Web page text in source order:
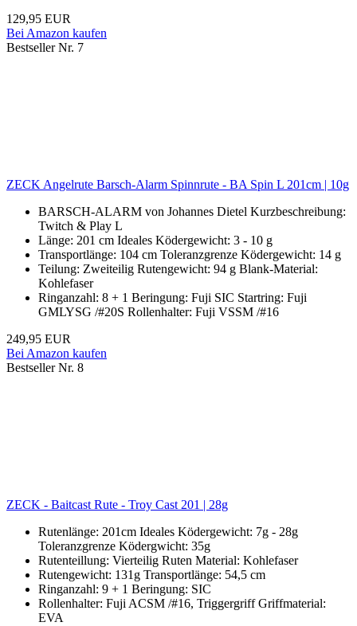
129,95 EUR
Bei Amazon kaufen
Bestseller Nr. 7
ZECK Angelrute Barsch-Alarm Spinnrute - BA Spin L 201cm | 10g
BARSCH-ALARM von Johannes Dietel Kurzbeschreibung:
Twitch & Play L
Länge: 201 cm Ideales Ködergewicht: 3 - 10 g
Transportlänge: 104 cm Toleranzgrenze Ködergewicht: 14 g
Teilung: Zweiteilig Rutengewicht: 94 g Blank-Material:
Kohlefaser
Ringanzahl: 8 + 1 Beringung: Fuji SIC Startring: Fuji
GMLYSG /#20S Rollenhalter: Fuji VSSM /#16
249,95 EUR
Bei Amazon kaufen
Bestseller Nr. 8
ZECK - Baitcast Rute - Troy Cast 201 | 28g
Rutenlänge: 201cm Ideales Ködergewicht: 7g - 28g
Toleranzgrenze Ködergwicht: 35g
Rutenteillung: Vierteilig Ruten Material: Kohlefaser
Rutengewicht: 131g Transportlänge: 54,5 cm
Ringanzahl: 9 + 1 Beringung: SIC
Rollenhalter: Fuji ACSM /#16, Triggergriff Griffmaterial:
EVA